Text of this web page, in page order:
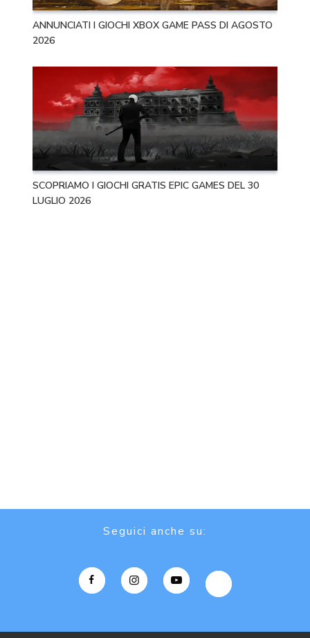
ANNUNCIATI I GIOCHI XBOX GAME PASS DI AGOSTO
2026
SCOPRIAMO I GIOCHI GRATIS EPIC GAMES DEL 30
LUGLIO 2026
Seguici anche su: